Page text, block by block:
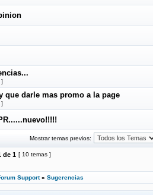
]
que darle mas promo a la page
]
Mostrar temas previos:
de 1 [ 10 temas ]
Support» Sugerencias